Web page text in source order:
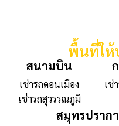
พื้นที่ให้
สนามบิน
เช่ารถดอนเมือง
เช่ารถสุวรรณภูมิ
เช่
สมุทรปราก